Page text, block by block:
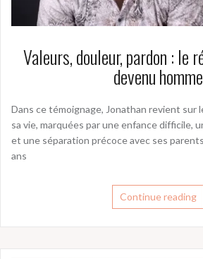
Valeurs, douleur, pardon : le
devenu homme
Dans ce témoignage, Jonathan revient sur
sa vie, marquées par une enfance difficile,
et une séparation précoce avec ses
ans
Continue reading